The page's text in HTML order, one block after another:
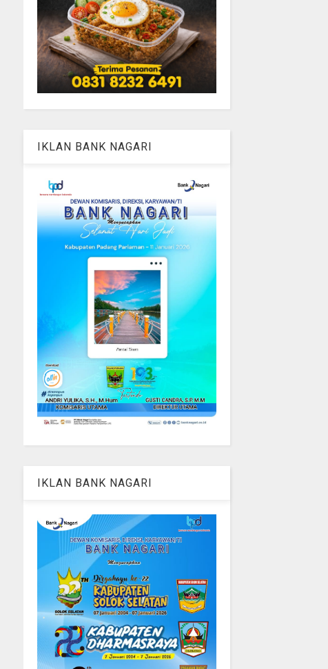
IKLAN BANK NAGARI
IKLAN BANK NAGARI